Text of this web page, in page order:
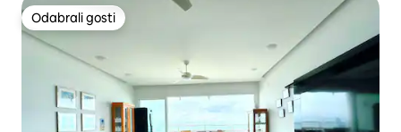
Odabrali gosti
Odabrali gosti